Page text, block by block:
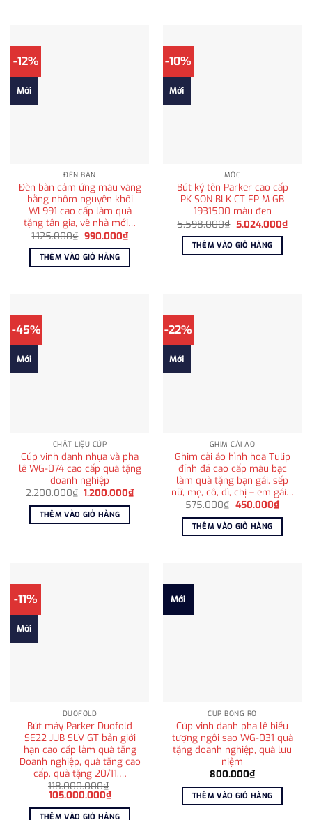
-12%
Mới
ĐÈN BÀN
Đèn bàn cảm ứng màu vàng
bằng nhôm nguyên khối
WL991 cao cấp làm quà
tặng tân gia, về nhà mới…
1.125.000₫ Giá
là:
1.125.000₫.
990.000₫Giá
hiện
tại
990.000₫.
THÊM VÀO GIỎ HÀNG
-10%
Mới
MỘC
Bút ký tên Parker cao cấp
PK SON BLK CT FP M GB
1931500 màu đen
5.598.000₫ Giá
là:
5.598.000₫.
5.024.000₫Giá
hiện
THÊM VÀO GIỎ HÀNG
-45%
Mới
CHẤT LIỆU CÚP
Cúp vinh danh nhựa và pha
lê WG-074 cao cấp quà tặng
doanh nghiệp
2.200.000₫ Giá
là:
2.200.000₫.
1.200.000₫Giá
hiện
THÊM VÀO GIỎ HÀNG
-22%
Mới
GHIM CÀI ÁO
Ghim cài áo hình hoa Tulip
đính đá cao cấp màu bạc
làm quà tặng bạn gái, sếp
nữ, mẹ, cô, dì, chị – em gái…
575.000₫ Giá
là:
575.000₫.
450.000₫Giá
hiện
tại
THÊM VÀO GIỎ HÀNG
-11%
Mới
DUOFOLD
Bút máy Parker Duofold
SE22 JUB SLV GT bản giới
hạn cao cấp làm quà tặng
Doanh nghiệp, quà tặng cao
cấp, quà tặng 20/11,…
118.000.000₫
Giá
là:
105.000.000₫Giá
hiện
tại
THÊM VÀO GIỎ HÀNG
Mới
CÚP BÓNG RỔ
Cúp vinh danh pha lê biểu
tượng ngôi sao WG-031 quà
tặng doanh nghiệp, quà lưu
niệm
800.000₫
THÊM VÀO GIỎ HÀNG